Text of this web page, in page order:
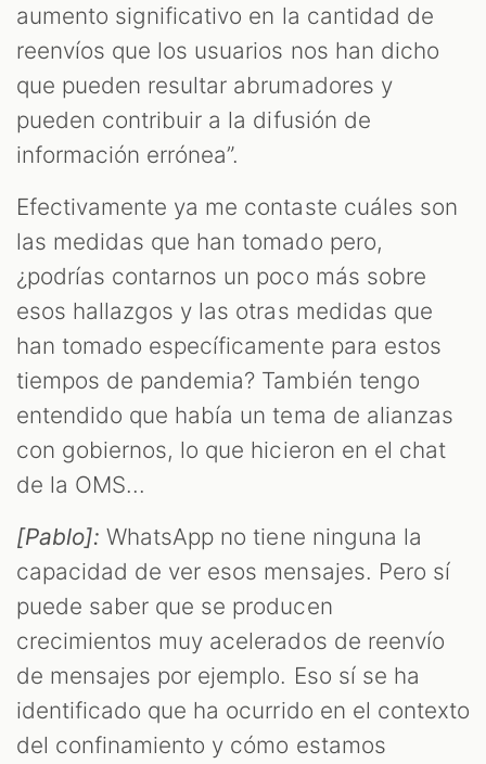
aumento significativo en la cantidad de
reenvíos que los usuarios nos han dicho
que pueden resultar abrumadores y
pueden contribuir a la difusión de
información errónea”.
Efectivamente ya me contaste cuáles son
las medidas que han tomado pero,
¿podrías contarnos un poco más sobre
esos hallazgos y las otras medidas que
han tomado específicamente para estos
tiempos de pandemia? También tengo
entendido que había un tema de alianzas
con gobiernos, lo que hicieron en el chat
de la OMS...
[Pablo]: WhatsApp no tiene ninguna la
capacidad de ver esos mensajes. Pero sí
puede saber que se producen
crecimientos muy acelerados de reenvío
de mensajes por ejemplo. Eso sí se ha
identificado que ha ocurrido en el contexto
del confinamiento y cómo estamos